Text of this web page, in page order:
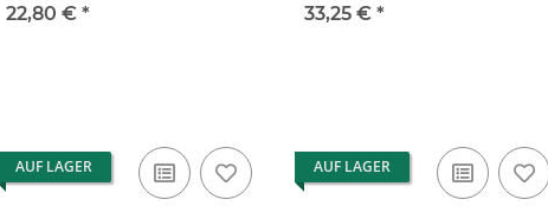
22,80 € *
33,25 € *
AUF LAGER AUF LAGER